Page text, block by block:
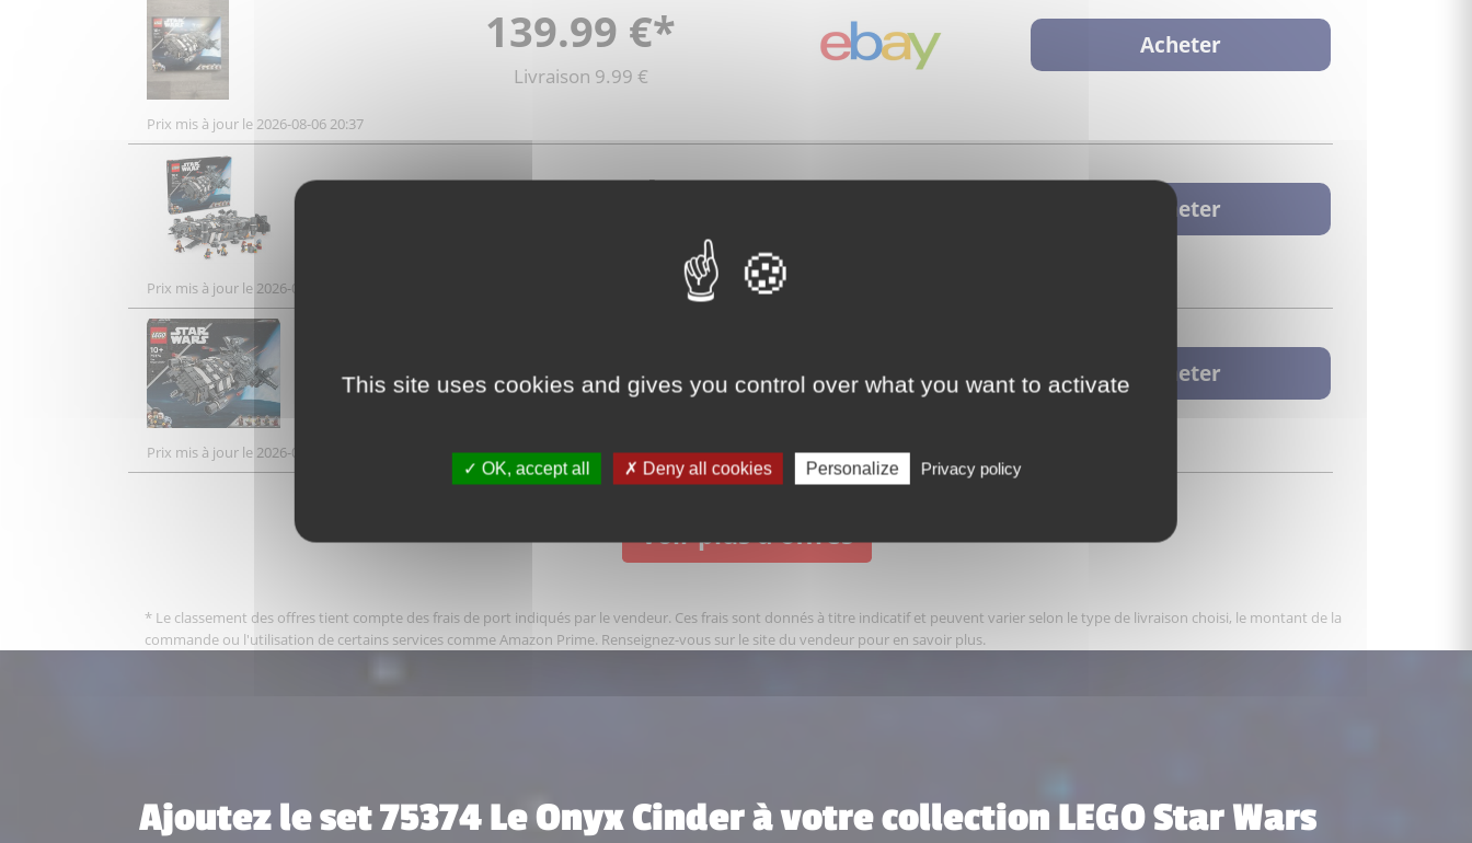
139.99 €*
Livraison 9.99 €
Acheter
Prix mis à jour le 2026-08-06 20:37
154.9 €* Acheter
Prix mis à jour le 2026-08-06 20:37
Livraison 25 €
Acheter
Prix mis à jour le 2026-08-06 20:37
Voir plus d'offres
* Le classement des offres tient compte des frais de port indiqués par le vendeur. Ces frais sont donnés à titre indicatif et peuvent varier selon le type de livraison choisi, le montant de la
commande ou l'utilisation de certains services comme Amazon Prime. Renseignez-vous sur le site du vendeur pour en savoir plus.
Ajoutez le set 75374 Le Onyx Cinder à votre collection LEGO Star Wars
This site uses cookies and gives you control over what you want to activate
OK, accept all Deny all cookies Personalize Privacy policy